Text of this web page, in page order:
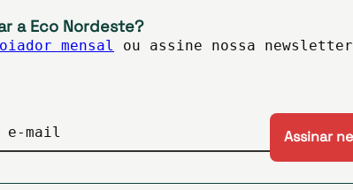
a Eco Nordeste?
mensal
ou assine nossa newsletter
e-mail